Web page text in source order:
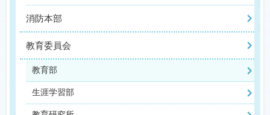
消防本部
教育委員会
教育部
生涯学習部